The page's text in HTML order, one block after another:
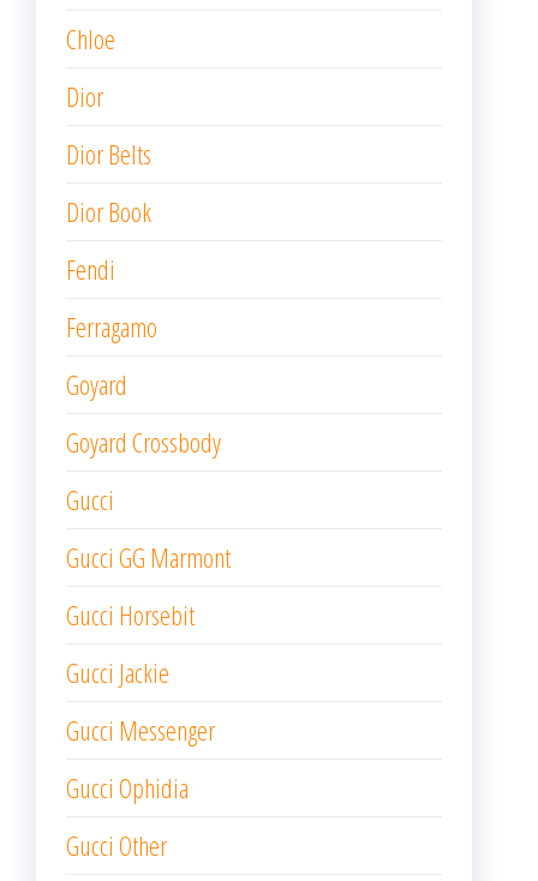
Chloe
Dior
Dior Belts
Dior Book
Fendi
Ferragamo
Goyard
Goyard Crossbody
Gucci
Gucci GG Marmont
Gucci Horsebit
Gucci Jackie
Gucci Messenger
Gucci Ophidia
Gucci Other